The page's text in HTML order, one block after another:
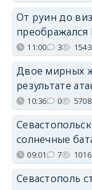
От руин до
11:00 3 1543
Двое мирных
результате
10:36 0 5708
солнечные
09:01 7 1016
Севастополь